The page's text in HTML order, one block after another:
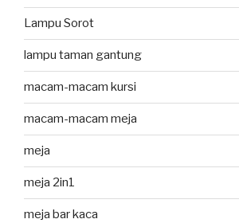
Lampu Sorot
lampu taman gantung
macam-macam kursi
macam-macam meja
meja
meja 2in1
meja bar kaca